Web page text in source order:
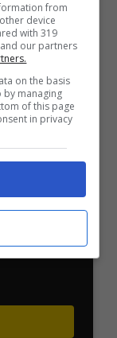
from
device
with 319
our partners
on the basis
by managing
of this page
in privacy